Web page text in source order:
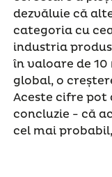
dezvăluie că
categoria cu
industria
în valoare de
global, o
Aceste cifre pot
concluzie - că
cel mai